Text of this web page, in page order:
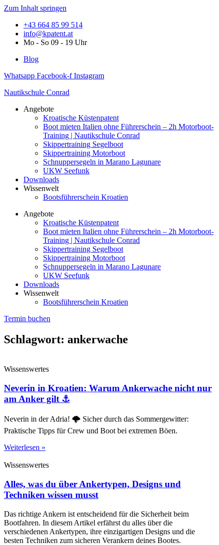
Zum Inhalt springen
+43 664 85 99 514
info@kpatent.at
Mo - So 09 - 19 Uhr
Blog
Whatsapp Facebook-f Instagram
Nautikschule Conrad
Angebote
Kroatische Küstenpatent
Boot mieten Italien ohne Führerschein – 2h Motorboot-
Training | Nautikschule Conrad
Skippertraining Segelboot
Skippertraining Motorboot
Schnuppersegeln in Marano Lagunare
UKW Seefunk
Downloads
Wissenwelt
Bootsführerschein Kroatien
Angebote
Kroatische Küstenpatent
Boot mieten Italien ohne Führerschein – 2h Motorboot-
Training | Nautikschule Conrad
Skippertraining Segelboot
Skippertraining Motorboot
Schnuppersegeln in Marano Lagunare
UKW Seefunk
Downloads
Wissenwelt
Bootsführerschein Kroatien
Termin buchen
Schlagwort: ankerwache
Wissenswertes
Neverin in Kroatien: Warum Ankerwache nicht nur
am Anker gilt ⚓
Neverin in der Adria! 🌩️ Sicher durch das Sommergewitter:
Praktische Tipps für Crew und Boot bei extremen Böen.
Weiterlesen »
Wissenswertes
Alles, was du über Ankertypen, Designs und
Techniken wissen musst
Das richtige Ankern ist entscheidend für die Sicherheit beim
Bootfahren. In diesem Artikel erfährst du alles über die
verschiedenen Ankertypen, ihre einzigartigen Designs und die
besten Techniken zum sicheren Verankern deines Bootes.